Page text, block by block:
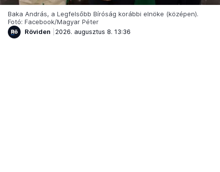
Baka András, a Legfelsőbb Bíróság korábbi elnöke (középen).
Fotó: Facebook/Magyar Péter
Röviden
2026. augusztus 8. 13:36